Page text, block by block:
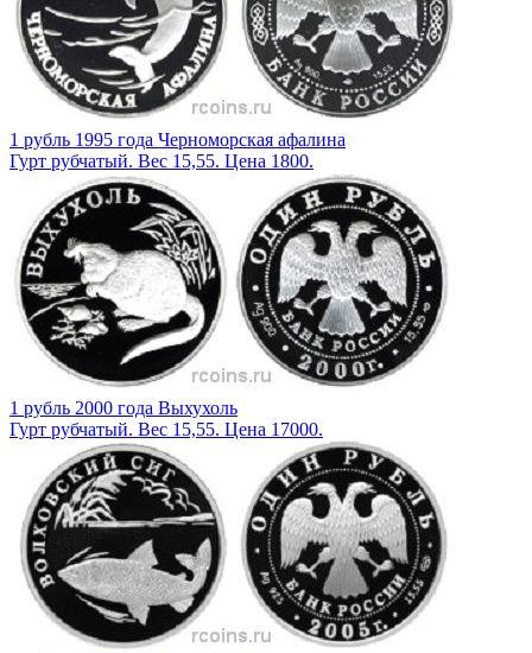
1 рубль 1995 года Черноморская афалина
Гурт рубчатый. Вес 15,55. Цена 1800.
1 рубль 2000 года Выхухоль
Гурт рубчатый. Вес 15,55. Цена 17000.